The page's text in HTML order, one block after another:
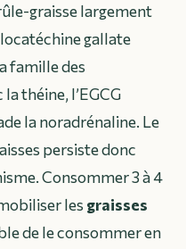
graisse largement
gallate
famille des
théine, l’EGCG
la noradrénaline. Le
persiste donc
Consommer 3 à 4
lesgraisses
de le consommer en